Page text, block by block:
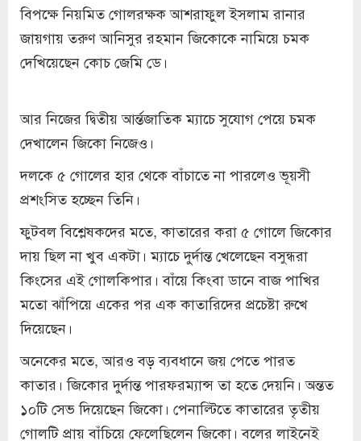
বিপক্ষে নিয়মিত গোলরক্ষক আশরাফুল ইসলাম রানার
জায়গায় তরুণ আনিসুর রহমান জিকোকে নামিয়ে চমক
দেখিয়েছেন কোচ জেমি ডে।
আর নিজের দ্বিতীয় আর্ন্তজাতিক ম্যাচে সুযোগ পেয়ে চমক
দেখালেন জিকো নিজেও।
দলকে ৫ গোলের হার থেকে বাঁচাতে না পারলেও ভূয়সী
প্রশংসিত হচ্ছেন তিনি।
ফুটবল বিশ্লেষকদের মতে, কাতারের করা ৫ গোলে জিকোর
দায় ছিল না খুব একটা। ম্যাচে দুর্দান্ত খেলেছেন বসুন্ধরা
কিংসের এই গোলকিপার। বাঁয়ে কিংবা ডানে বাজ পাখির
মতো ঝাঁপিয়ে একের পর এক কাতারিদের প্রচেষ্টা রুখে
দিয়েছেন।
অনেকের মতে, আরও বড় ব্যবধানে জয় পেতে পারত
কাতার। জিকোর দুর্দান্ত পারফরম্যান্স তা হতে দেয়নি। অন্তত
১০টি সেভ দিয়েছেন জিকো। পেনাল্টিতে কাতারের তৃতীয়
গোলটি প্রায় বাঁচিয়ে ফেলেছিলেন জিকো। বলের লাইনেই